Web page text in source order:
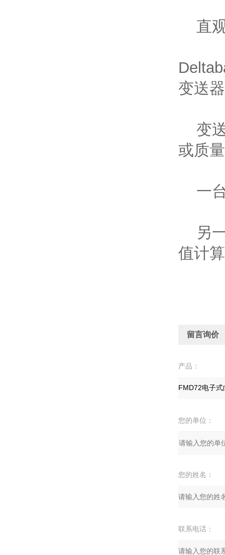
直观
变送
变送
或质量
一台
另一
值计
留言询价
产品：
您的单位：
您的姓名：
联系电话：